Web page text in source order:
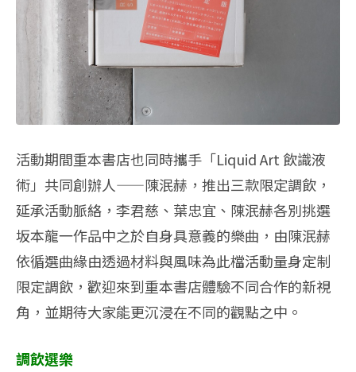
活動期間重本書店也同時攜手「Liquid Art 飲識液
術」共同創辦人——陳泯赫，推出三款限定調飲，
延承活動脈絡，李君慈、葉忠宜、陳泯赫各別挑選
坂本龍一作品中之於自身具意義的樂曲，由陳泯赫
依循選曲緣由透過材料與風味為此檔活動量身定制
限定調飲，歡迎來到重本書店體驗不同合作的新視
角，並期待大家能更沉浸在不同的觀點之中。
調飲選樂